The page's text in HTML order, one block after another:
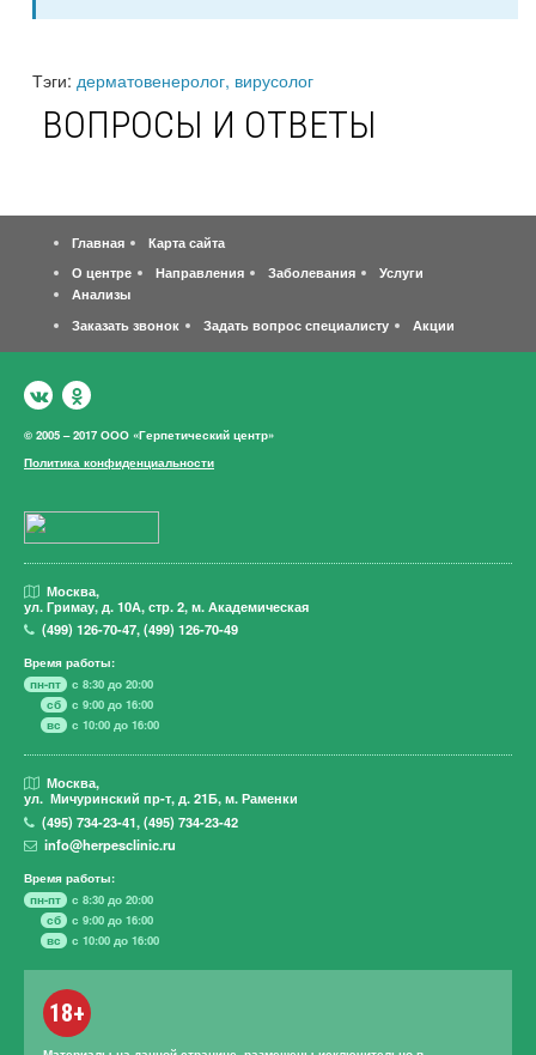
Тэги: дерматовенеролог, вирусолог
ВОПРОСЫ И ОТВЕТЫ
Главная
Карта сайта
О центре
Направления Заболевания
Услуги
Анализы
Заказать звонок
Задать вопрос специалисту Акции
© 2005 – 2017 ООО «Герпетический центр»
Политика конфиденциальности
Москва,
ул. Гримау, д. 10А, стр. 2, м. Академическая
(499)126-70-47,(499)126-70-49
Время работы:
пн-пт
с 8:30 до 20:00
сб
с 9:00 до 16:00
вс
с 10:00 до 16:00
Москва,
ул. Мичуринский пр-т,д. 21Б, м. Раменки
(495)734-23-41,(495)734-23-42
info@herpesclinic.ru
Время работы:
пн-пт
с 8:30 до 20:00
сб
с 9:00 до 16:00
вс
с 10:00 до 16:00
18+